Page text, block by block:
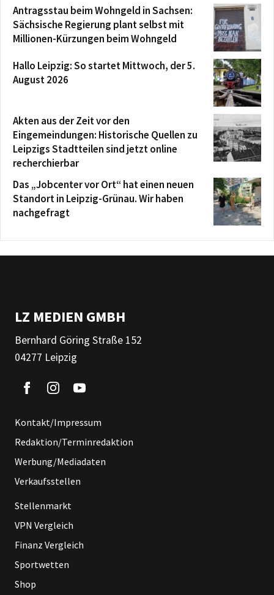
Antragsstau beim Wohngeld in Sachsen:
Sächsische Regierung plant selbst mit
Millionen-Kürzungen beim Wohngeld
Hallo Leipzig: So startet Mittwoch, der 5.
August 2026
Akten aus der Zeit vor den
Eingemeindungen: Historische Quellen zu
Leipzigs Stadtteilen sind jetzt online
recherchierbar
Das „Jobcenter vor Ort“ hat einen neuen
Standort in Leipzig-Grünau. Wir haben
nachgefragt
LZ MEDIEN GMBH
Bernhard Göring Straße 152
04277 Leipzig
Kontakt/Impressum
Redaktion/Terminredaktion
Werbung/Mediadaten
Verkaufsstellen
Stellenmarkt
VPN Vergleich
Finanz Vergleich
Sportwetten
Shop